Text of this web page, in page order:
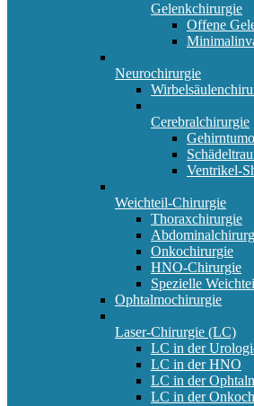
Gelenkchirurgie
Offene
Neurochirurgie
Cerebralchirurgie
Ventrikel-
Weichteil-Chirurgie
Thoraxchirurgie
Onkochirurgie
HNO-Chirurgie
Spezielle
Ophtalmochirurgie
Laser-Chirurgie (LC)
LC in der
LC in der HNO
LC in der
LC in der